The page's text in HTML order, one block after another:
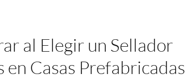
al Elegir un Sellador
en Casas Prefabricadas